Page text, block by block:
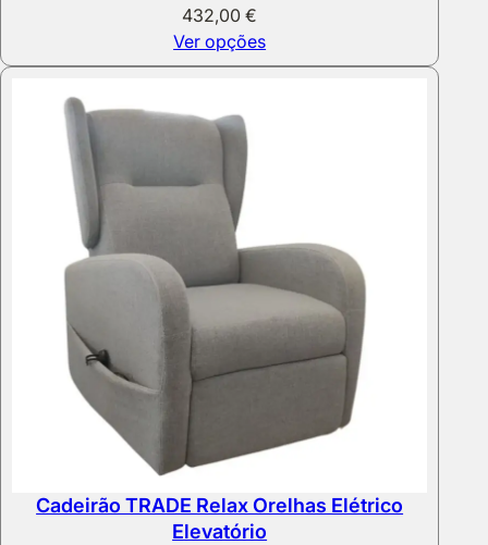
432,00€
Ver opções
Cadeirão TRADE Relax Orelhas Elétrico
Elevatório